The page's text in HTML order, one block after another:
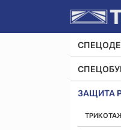
ЗАЩИТА